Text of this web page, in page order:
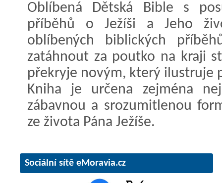
Oblíbená Dětská Bible s
příběhů o Ježíši a Jeho
oblíbených biblických
zatáhnout za poutko na kraji
překryje novým, který ilustruje
Kniha je určena zejména
zábavnou a srozumitlenou
ze života Pána Ježíše.
Sociální sítě eMoravia.cz